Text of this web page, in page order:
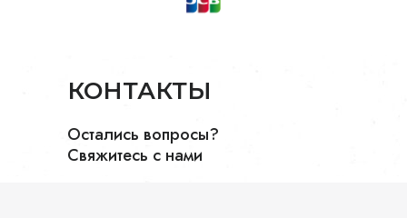
КОНТАКТЫ
Остались вопросы?
Свяжитесь с нами